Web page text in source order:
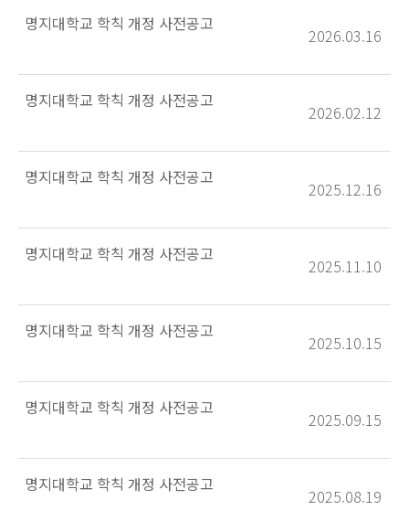
명지대학교 학칙 개정 사전공고
2026.03.16
명지대학교 학칙 개정 사전공고
2026.02.12
명지대학교 학칙 개정 사전공고
2025.12.16
명지대학교 학칙 개정 사전공고
2025.11.10
명지대학교 학칙 개정 사전공고
2025.10.15
명지대학교 학칙 개정 사전공고
2025.09.15
명지대학교 학칙 개정 사전공고
2025.08.19